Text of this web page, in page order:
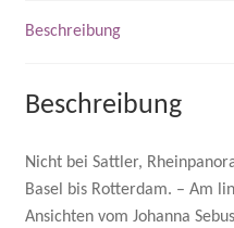
Beschreibung
Beschreibung
Nicht bei Sattler,
Basel bis Rotterdam. – Am
Ansichten vom Johanna